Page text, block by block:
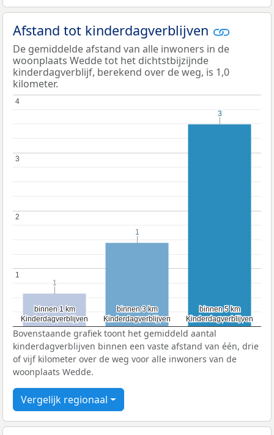
Afstand tot kinderdagverblijven
De gemiddelde afstand van alle inwoners in de
woonplaats Wedde tot het dichtstbijzijnde
kinderdagverblijf, berekend over de weg, is 1,0
kilometer.
Kinderdagverblijven
Kinderdagverblijven
binnen 1 km
binnen 1 km
Kinderdagverblijven
Kinderdagverblijven
binnen 3 km
binnen 3 km
Kinderdagverblijven
Kinderdagverblijven
binnen 5 km
binnen 5 km
1
1
2
2
3
3
4
4
1
1
1
1
3
3
Bovenstaande grafiek toont het gemiddeld aantal
kinderdagverblijven binnen een vaste afstand van één, drie
of vijf kilometer over de weg voor alle inwoners van de
woonplaats Wedde.
Vergelijk regionaal